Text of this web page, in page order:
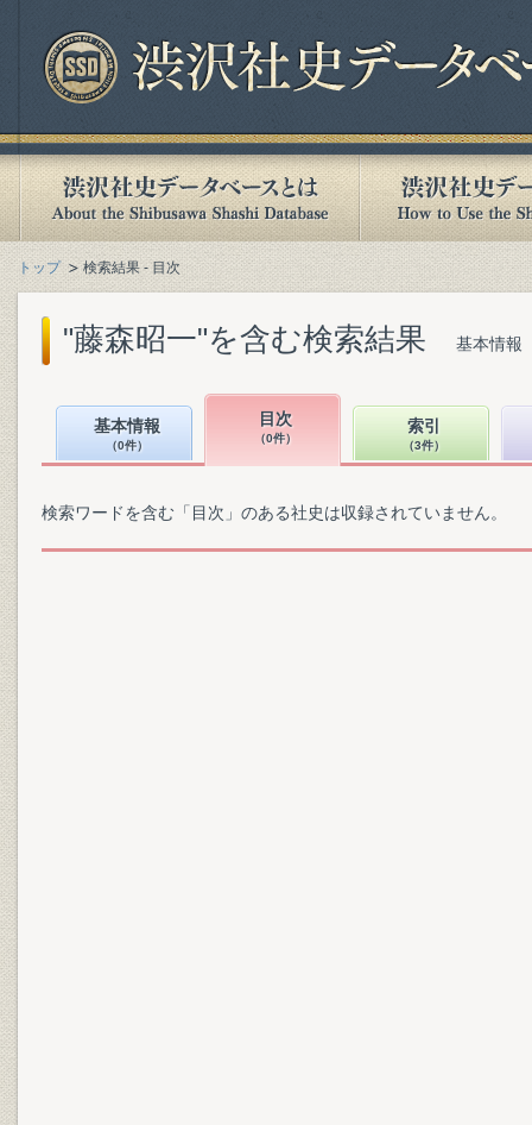
トップ 検索結果 - 目次
"藤森昭一"を含む検索結果 基本情報
基本情報
（0件）
目次
（0件）
索引
（3件）
検索ワードを含む「目次」のある社史は収録されていません。